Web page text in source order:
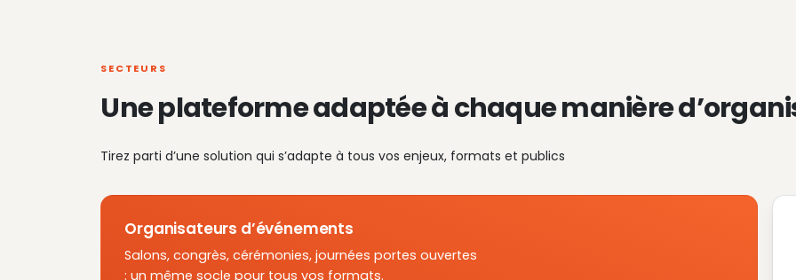
SECTEURS
Une plateforme adaptée à chaque manière
Tirez parti d’une solution qui s’adapte à tous vos enjeux, formats et publics
Organisateurs d’événements
Salons, congrès, cérémonies, journées portes ouvertes
: un même socle pour tous vos formats.